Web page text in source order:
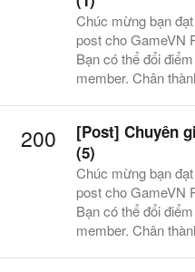
Chúc mừng bạn
post cho GameVN
Bạn có thể đổi
member. Chân
200
[Post] Chuyên
(5)
Chúc mừng bạn
post cho GameVN
Bạn có thể đổi
member. Chân